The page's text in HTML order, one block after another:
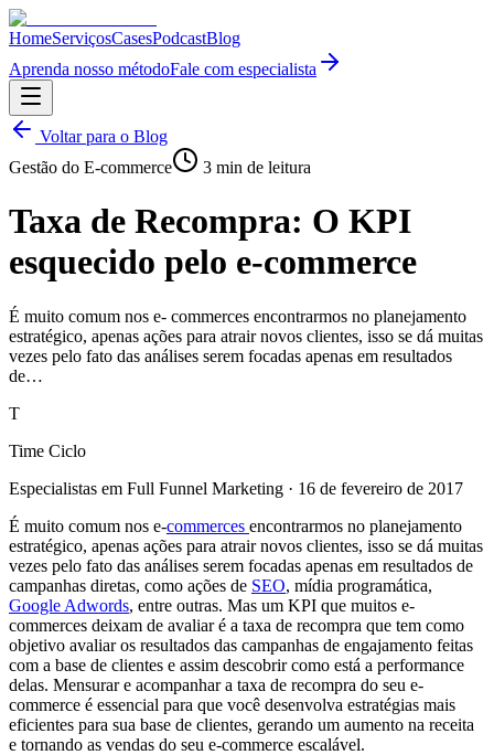
HomeServiçosCasesPodcastBlog
Aprenda nosso métodoFale com especialista
Voltar para o Blog
Gestão do E-commerce
3 min de leitura
Taxa de Recompra: O KPI
esquecido pelo e-commerce
É muito comum nos e- commerces encontrarmos no planejamento
estratégico, apenas ações para atrair novos clientes, isso se dá muitas
vezes pelo fato das análises serem focadas apenas em resultados
de…
T
Time Ciclo
Especialistas em Full Funnel Marketing · 16 de fevereiro de 2017
É muito comum nos e-commerces encontrarmos no planejamento
estratégico, apenas ações para atrair novos clientes, isso se dá muitas
vezes pelo fato das análises serem focadas apenas em resultados de
campanhas diretas, como ações de SEO, mídia programática,
Google Adwords, entre outras. Mas um KPI que muitos e-
commerces deixam de avaliar é a taxa de recompra que tem como
objetivo avaliar os resultados das campanhas de engajamento feitas
com a base de clientes e assim descobrir como está a performance
delas. Mensurar e acompanhar a taxa de recompra do seu e-
commerce é essencial para que você desenvolva estratégias mais
eficientes para sua base de clientes, gerando um aumento na receita
e tornando as vendas do seu e-commerce escalável.